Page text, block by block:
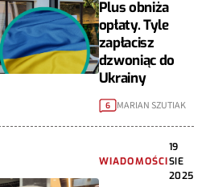
Plus obniża
opłaty. Tyle
zapłacisz
dzwoniąc do
Ukrainy
6 MARIAN SZUTIAK
WIADOMOŚCI
19
SIE
2025